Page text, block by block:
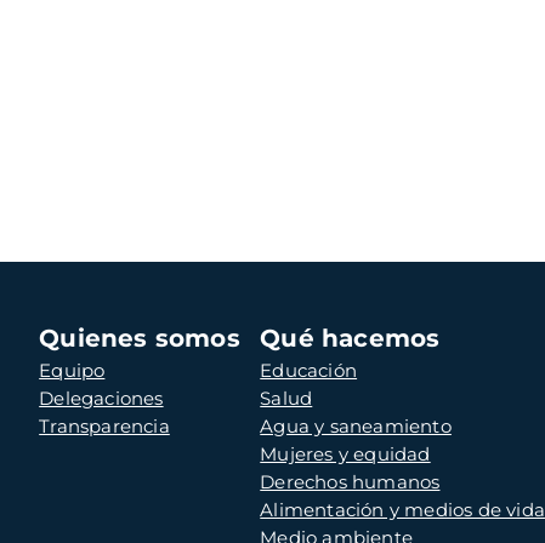
Navegación
principal
Quienes somos
Equipo
Delegaciones
Transparencia
Qué hacemos
Educación
Salud
Agua y saneamiento
Mujeres y equidad
Derechos humanos
Alimentación y medios de vida
Medio ambiente